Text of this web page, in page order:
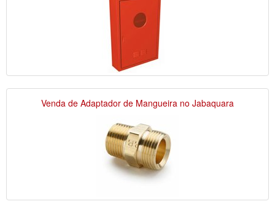
Venda de Adaptador de Mangueira no Jabaquara